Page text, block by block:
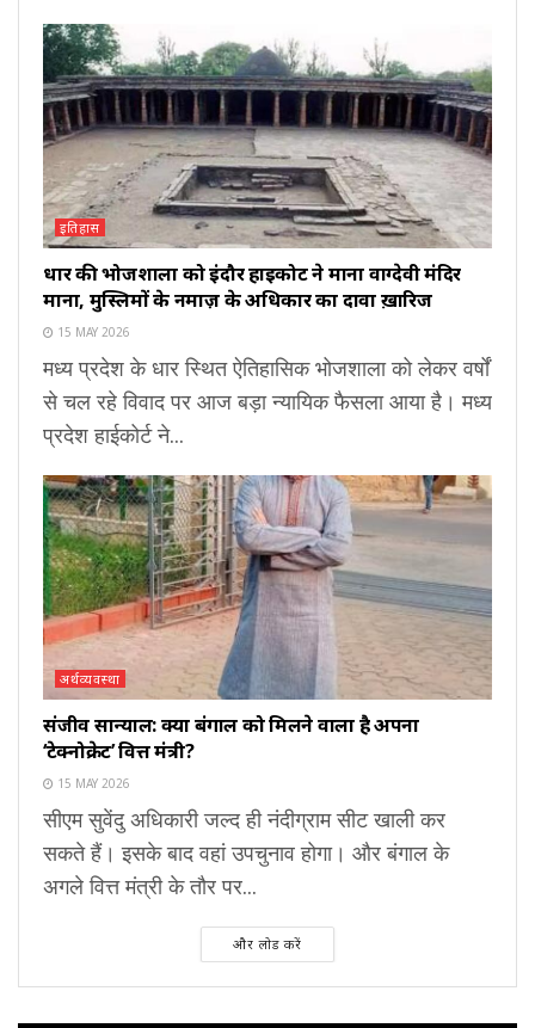
इतिहास
धार की भोजशाला को इंदौर हाईकोर्ट ने माना वाग्देवी मंदिर
माना, मुस्लिमों के नमाज़ के अधिकार का दावा ख़ारिज
15 MAY 2026
मध्य प्रदेश के धार स्थित ऐतिहासिक भोजशाला को लेकर वर्षों
से चल रहे विवाद पर आज बड़ा न्यायिक फैसला आया है। मध्य
प्रदेश हाईकोर्ट ने...
अर्थव्यवस्था
संजीव सान्याल: क्या बंगाल को मिलने वाला है अपना
‘टेक्नोक्रेट’ वित्त मंत्री?
15 MAY 2026
सीएम सुवेंदु अधिकारी जल्द ही नंदीग्राम सीट खाली कर
सकते हैं। इसके बाद वहां उपचुनाव होगा। और बंगाल के
अगले वित्त मंत्री के तौर पर...
और लोड करें